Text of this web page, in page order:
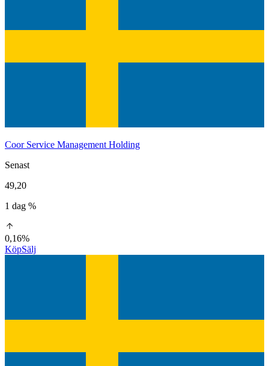
Coor Service Management Holding
Senast
49,20
1 dag %
0,16%
KöpSälj